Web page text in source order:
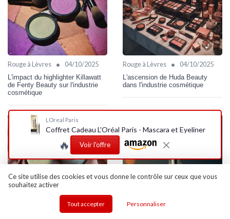
Rouge à Lèvres • 04/10/2025
L'impact du highlighter Killawatt
de Fenty Beauty sur l'industrie
cosmétique
Rouge à Lèvres • 04/10/2025
L'ascension de Huda Beauty
dans l'industrie cosmétique
LOreal Paris
Coffret Cadeau L'Oréal Paris - Mascara et Eyeliner
🔥 Voir l'offre
Ce site utilise des cookies et vous donne le contrôle sur ceux que vous
souhaitez activer
Tout accepter Personnaliser